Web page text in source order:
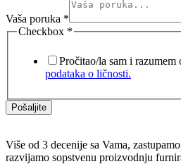
Vaša poruka *
Checkbox *
Pročitao/la sam i razumem
podataka o ličnosti.
Pošaljite
Više od 3 decenije sa Vama,
razvijamo sopstvenu proizvodnju